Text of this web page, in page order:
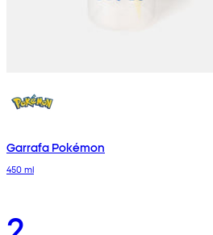
Garrafa Pokémon
450 ml